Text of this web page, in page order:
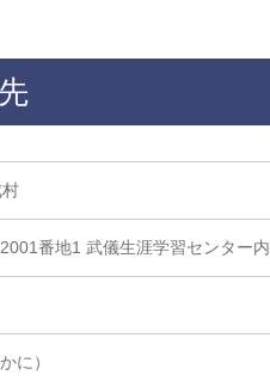
番地1 武儀生涯学習センター内
に）